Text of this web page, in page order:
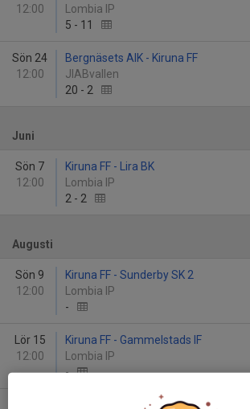
12:00
Lombia IP
5 - 11
Sön 24
12:00
Bergnäsets AIK - Kiruna FF
JIABvallen
20 - 2
Juni
Sön 7
12:00
Kiruna FF - Lira BK
Lombia IP
2 - 2
Augusti
Sön 9
12:00
Kiruna FF - Sunderby SK 2
Lombia IP
-
Lör 15
12:00
Kiruna FF - Gammelstads IF
Lombia IP
-
IFK Luleå Vit - Kiruna FF